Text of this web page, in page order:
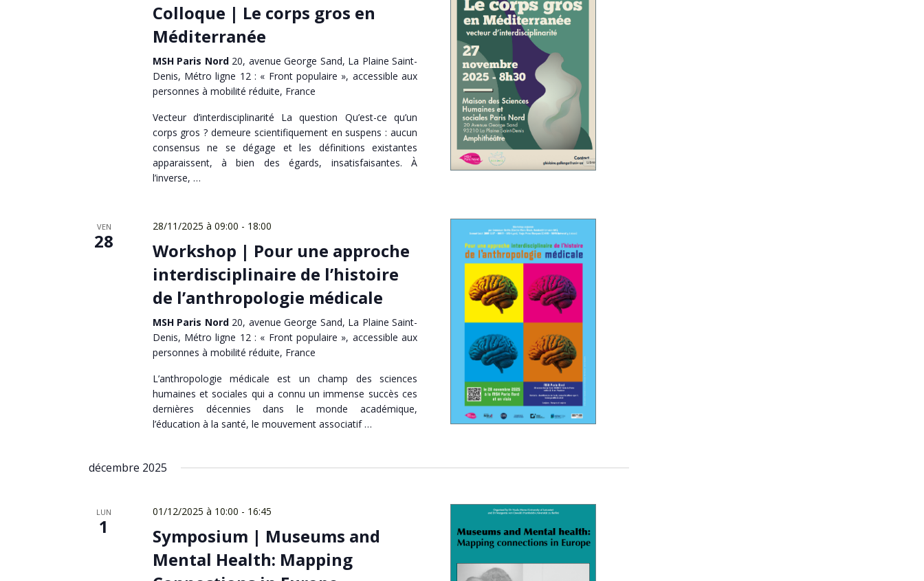
Colloque | Le corps gros en
Méditerranée
MSH Paris Nord 20, avenue George Sand, La Plaine Saint-
Denis, Métro ligne 12 : « Front populaire », accessible aux
personnes à mobilité réduite, France
Vecteur d’interdisciplinarité La question Qu’est-ce qu’un
corps gros ? demeure scientifiquement en suspens : aucun
consensus ne se dégage et les définitions existantes
apparaissent, à bien des égards, insatisfaisantes. À
l’inverse, …
VEN
28
28/11/2025 à 09:00 - 18:00
Workshop | Pour une approche
interdisciplinaire de l’histoire
de l’anthropologie médicale
MSH Paris Nord 20, avenue George Sand, La Plaine Saint-
Denis, Métro ligne 12 : « Front populaire », accessible aux
personnes à mobilité réduite, France
L’anthropologie médicale est un champ des sciences
humaines et sociales qui a connu un immense succès ces
dernières décennies dans le monde académique,
l’éducation à la santé, le mouvement associatif …
décembre 2025
LUN
1
01/12/2025 à 10:00 - 16:45
Symposium | Museums and
Mental Health: Mapping